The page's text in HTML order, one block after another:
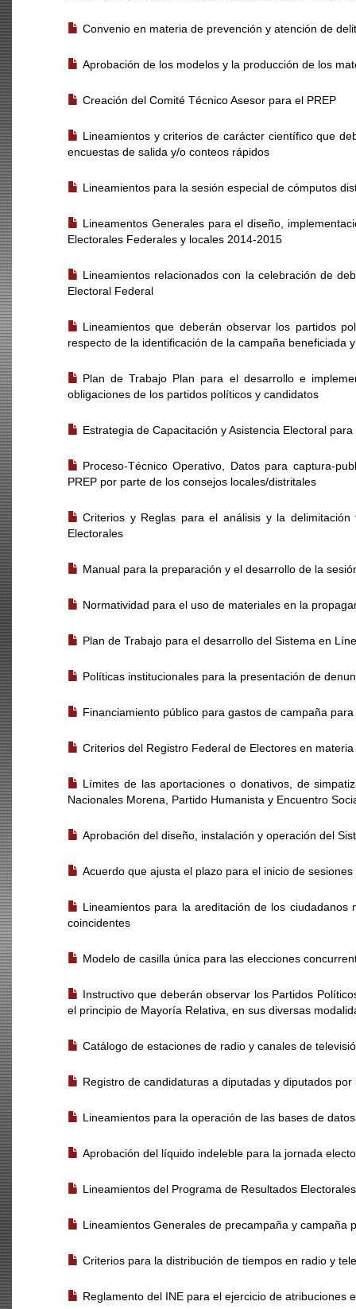
Convenio en materia de prevención y atención de
Aprobación de los modelos y la producción de los
Creación del Comité Técnico Asesor para el PREP
Lineamientos y criterios de carácter científico que
encuestas de salida y/o conteos rápidos
Lineamientos para la sesión especial de cómputos
Lineamentos Generales para el diseño,
Electorales Federales y locales 2014-2015
Lineamientos relacionados con la celebración de
Electoral Federal
Lineamientos que deberán observar los partidos
respecto de la identificación de la campaña
Plan de Trabajo Plan para el desarrollo e
obligaciones de los partidos políticos y candidatos
Estrategia de Capacitación y Asistencia Electoral
Proceso-Técnico Operativo, Datos para captura-
PREP por parte de los consejos locales/distritales
Criterios y Reglas para el análisis y la
Electorales
Manual para la preparación y el desarrollo de la
Normatividad para el uso de materiales en la
Plan de Trabajo para el desarrollo del Sistema en
Políticas institucionales para la presentación de
Financiamiento público para gastos de campaña
Criterios del Registro Federal de Electores en
Límites de las aportaciones o donativos, de
Nacionales Morena, Partido Humanista y Encuentro
Aprobación del diseño, instalación y operación del
Acuerdo que ajusta el plazo para el inicio de
Lineamientos para la areditación de los
coincidentes
Modelo de casilla única para las elecciones
Instructivo que deberán observar los Partidos
el principio de Mayoría Relativa, en sus diversas
Catálogo de estaciones de radio y canales de
Registro de candidaturas a diputadas y diputados
Lineamientos para la operación de las bases de
Aprobación del líquido indeleble para la jornada
Lineamientos del Programa de Resultados
Lineamientos Generales de precampaña y campaña
Criterios para la distribución de tiempos en radio y
Reglamento del INE para el ejercicio de atribuciones